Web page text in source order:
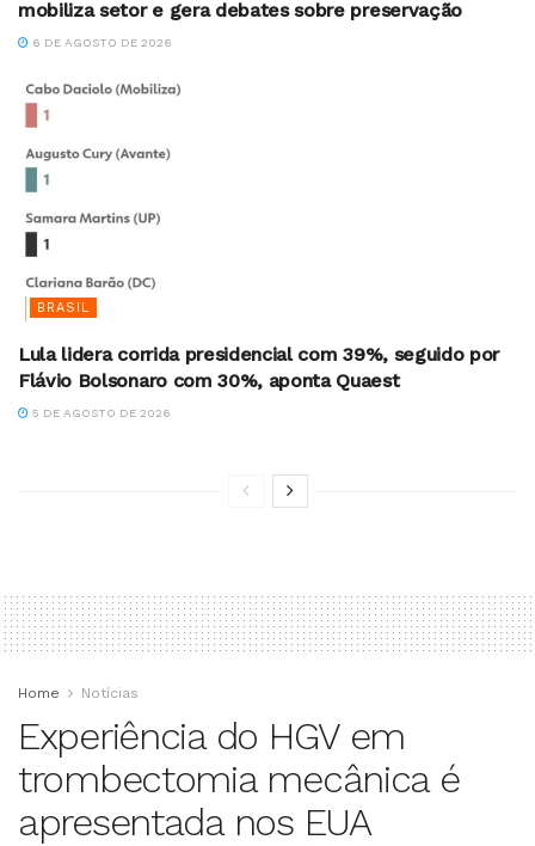
mobiliza setor e gera debates sobre preservação
6 DE AGOSTO DE 2026
BRASIL
Lula lidera corrida presidencial com 39%, seguido por
Flávio Bolsonaro com 30%, aponta Quaest
5 DE AGOSTO DE 2026
Home Notícias
Experiência do HGV em
trombectomia mecânica é
apresentada nos EUA